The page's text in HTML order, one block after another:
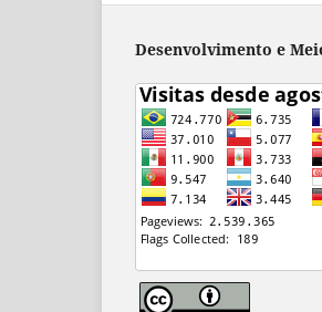
Desenvolvimento e